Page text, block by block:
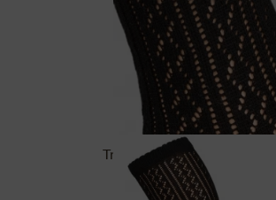
Trachtensocken CS516